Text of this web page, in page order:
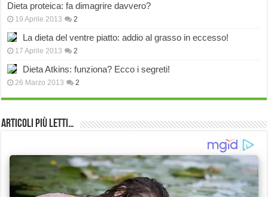
Dieta proteica: fa dimagrire davvero?
19 Aprile 2013 2
La dieta del ventre piatto: addio al grasso in eccesso!
17 Aprile 2013 2
Dieta Atkins: funziona? Ecco i segreti!
26 Marzo 2013 2
Articoli più Letti…